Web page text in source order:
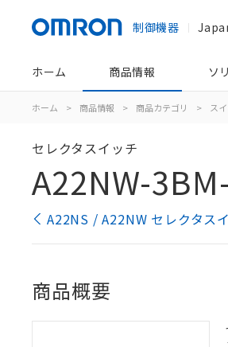
制御機器
ホーム 商品情報 ソ
ホーム > 商品情報 > 商品カテゴリ > ス
セレクタスイッチ
A22NW-
A22NS / A22NW セレクタス
商品概要